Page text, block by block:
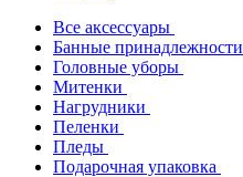
Все аксессуары
Банные принадлежности
Головные уборы
Митенки
Нагрудники
Пеленки
Пледы
Подарочная упаковка